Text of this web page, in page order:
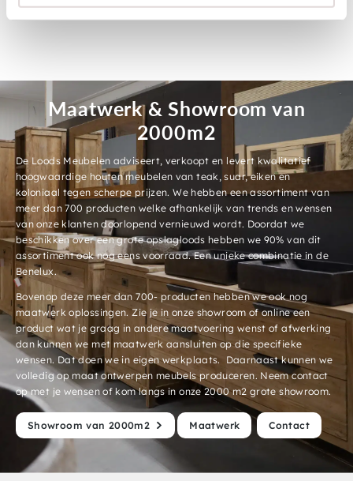
Maatwerk & Showroom van
2000m2
De Loods Meubelen adviseert, verkoopt en levert kwalitatief
hoogwaardige houten meubelen van teak, suar, eiken en
koloniaal tegen scherpe prijzen. We hebben een assortiment van
meer dan 700 producten welke afhankelijk van trends en wensen
van onze klanten doorlopend vernieuwd wordt. Doordat we
beschikken over een grote opslagloods hebben we 90% van dit
assortiment ook nog eens voorraad. Een unieke combinatie in de
Benelux.
Bovenop deze meer dan 700- producten hebben we ook nog
maatwerk oplossingen. Zie je in onze showroom of online een
product wat je graag in andere maatvoering wenst of afwerking
dan kunnen we met maatwerk aansluiten op die specifieke
wensen. Dat doen we in eigen werkplaats. Daarnaast kunnen we
volledig op maat ontwerpen meubels produceren. Neem contact
op met je wensen of kom langs in onze 2000 m2 grote showroom.
Showroom van 2000m2 Maatwerk Contact